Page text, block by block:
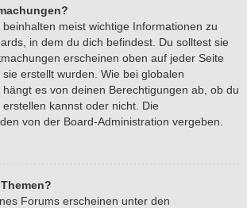
meist wichtige Informationen zu
in dem du dich befindest. Du solltest sie
erscheinen oben auf jeder Seite
erstellt wurden. Wie bei globalen
es von deinen Berechtigungen ab, ob du
kannst oder nicht. Die
von der Board-Administration vergeben.
Forums erscheinen unter den